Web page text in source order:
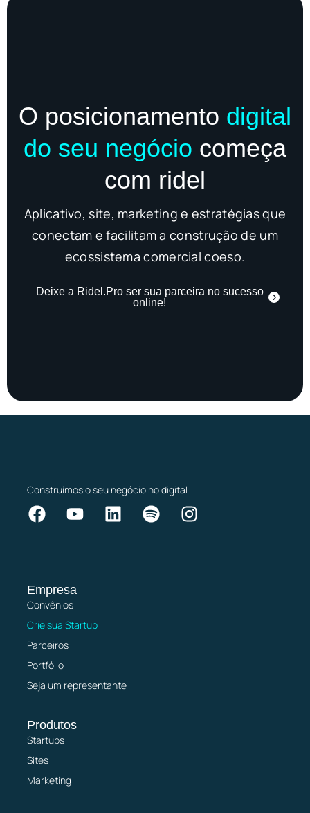
O posicionamento digital
do seu negócio começa
com ridel
Aplicativo, site, marketing e estratégias que
conectam e facilitam a construção de um
ecossistema comercial coeso.
Deixe a Ridel.Pro ser sua parceira no sucesso
online!
Construímos o seu negócio no digital
Empresa
Convênios
Crie sua Startup
Parceiros
Portfólio
Seja um representante
Produtos
Startups
Sites
Marketing